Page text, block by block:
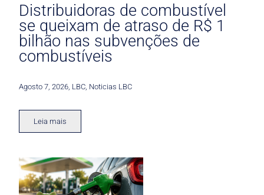
Distribuidoras de combustível
se queixam de atraso de R$ 1
bilhão nas subvenções de
combustíveis
Agosto 7, 2026 LBC Noticias LBC
Leia mais